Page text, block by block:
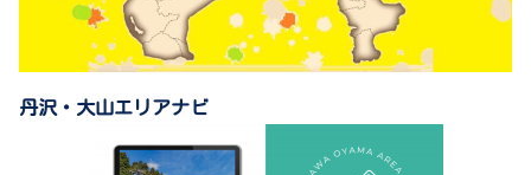
丹沢・大山エリアナビ